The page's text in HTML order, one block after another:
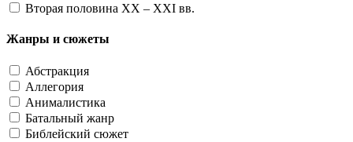
Вторая половина XX – XXI вв.
Жанры и сюжеты
Абстракция
Аллегория
Анималистика
Батальный жанр
Библейский сюжет